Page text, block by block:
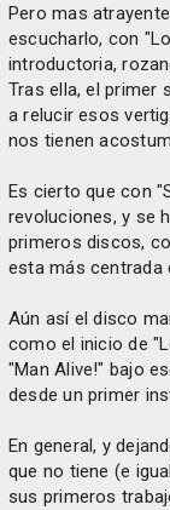
Pero mas
escucharlo, con
introductoria,
Tras ella, el primer
a relucir esos
nos tienen
Es cierto que con
revoluciones, y se
primeros discos,
esta más centrada
Aún así el disco
como el inicio de
"Man Alive!" bajo
desde un primer
En general, y
que no tiene (e
sus primeros